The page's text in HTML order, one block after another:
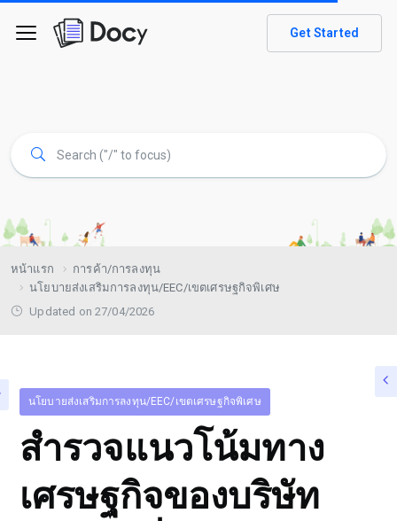
Get Started
หน้าแรก
การค้า/การลงทุน
นโยบายส่งเสริมการลงทุน/EEC/เขตเศรษฐกิจพิเศษ
Updated on 27/04/2026
นโยบายส่งเสริมการลงทุน/EEC/เขตเศรษฐกิจพิเศษ
สำรวจแนวโน้มทาง
เศรษฐกิจของบริษัท